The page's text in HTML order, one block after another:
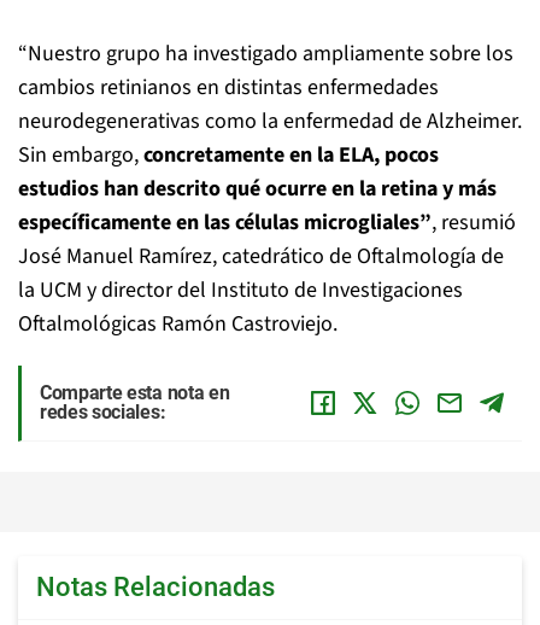
“Nuestro grupo ha investigado ampliamente sobre los
cambios retinianos en distintas enfermedades
neurodegenerativas como la enfermedad de Alzheimer.
Sin embargo,concretamente en la ELA, pocos
estudios han descrito qué ocurre en la retina y más
específicamente en las células microgliales”, resumió
José Manuel Ramírez, catedrático de Oftalmología de
la UCM y director del Instituto de Investigaciones
Oftalmológicas Ramón Castroviejo.
Comparte esta nota en
redes sociales:
Notas Relacionadas